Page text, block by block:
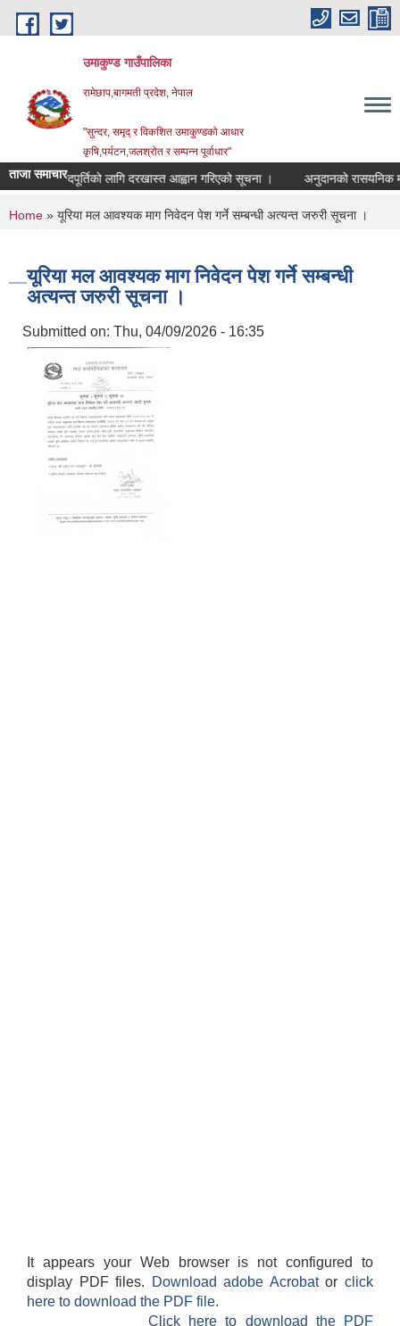
Skip to main content
उमाकुण्ड गाउँपालिका
रामेछाप,बागमती प्रदेश, नेपाल
"सुन्दर, समृद् र विकशित उमाकुण्डको आधार
कृषि,पर्यटन,जलश्रोत र सम्पन्न पूर्वाधार"
ताजा समाचार
पदपूर्तिको लागि दरखास्त आह्वान गरिएको सूचना । अनुदानको रासयनिक मल
You are here
Home » यूरिया मल आवश्यक माग निवेदन पेश गर्ने सम्बन्धी अत्यन्त जरुरी सूचना ।
यूरिया मल आवश्यक माग निवेदन पेश गर्ने सम्बन्धी
अत्यन्त जरुरी सूचना ।
Submitted on: Thu, 04/09/2026 - 16:35
It appears your Web browser is not configured to
display PDF files.
Download adobe Acrobatorclick
here to download the PDF file.
Click here to download the PDF